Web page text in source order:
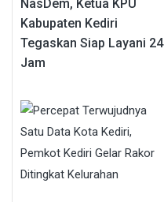
NasDem, Ketua KPU
Kabupaten Kediri
Tegaskan Siap Layani 24
Jam